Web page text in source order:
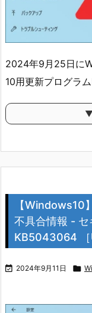
2024年9月25日に
10用更新プログラ
▼
【
不具合情報 - セ
KB5043064 ［
 2024年9月11日 